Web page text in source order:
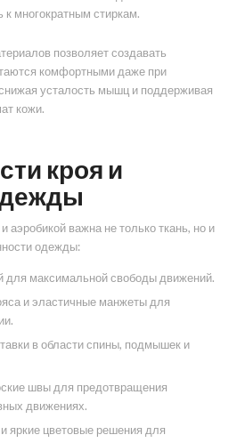
к многократным стиркам.
позволяет создавать
комфортными даже при
усталость мышц и поддерживая
кожи.
кроя и
аэробикой важна не только ткань, но и
одежды:
для максимальной свободы движений.
и эластичные манжеты для
в области спины, подмышек и
швы для предотвращения
движениях.
яркие цветовые решения для